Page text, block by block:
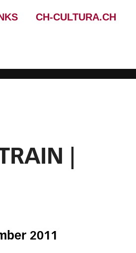
CH-CULTURA.CH
|
2011